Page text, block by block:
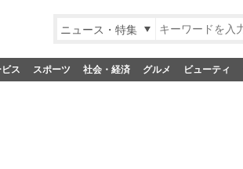
ニュース・特集
ス スポーツ 社会・経済 グルメ ビューティ